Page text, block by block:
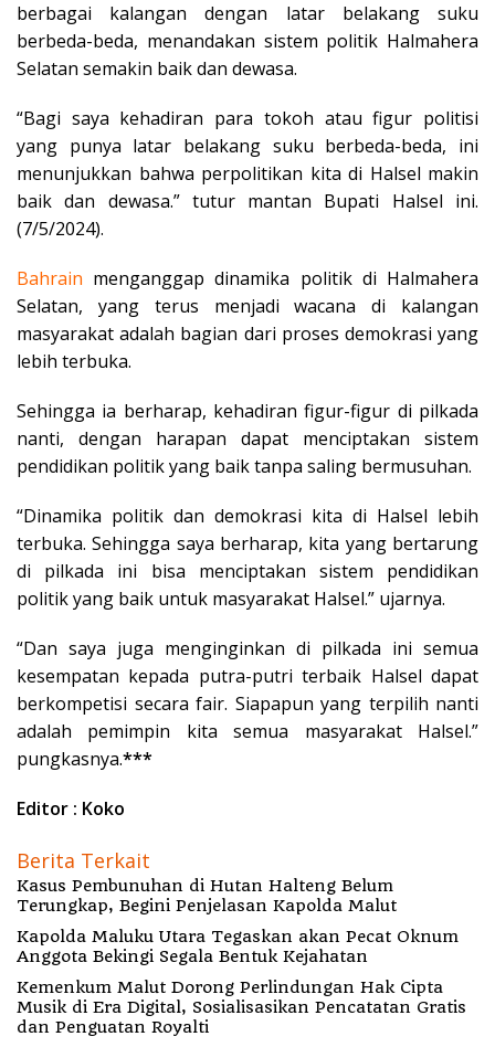
berbagai kalangan dengan latar belakang suku
berbeda-beda, menandakan sistem politik Halmahera
Selatan semakin baik dan dewasa.
“Bagi saya kehadiran para tokoh atau figur politisi
yang punya latar belakang suku berbeda-beda, ini
menunjukkan bahwa perpolitikan kita di Halsel makin
baik dan dewasa.” tutur mantan Bupati Halsel ini.
(7/5/2024).
Bahrain menganggap dinamika politik di Halmahera
Selatan, yang terus menjadi wacana di kalangan
masyarakat adalah bagian dari proses demokrasi yang
lebih terbuka.
Sehingga ia berharap, kehadiran figur-figur di pilkada
nanti, dengan harapan dapat menciptakan sistem
pendidikan politik yang baik tanpa saling bermusuhan.
“Dinamika politik dan demokrasi kita di Halsel lebih
terbuka. Sehingga saya berharap, kita yang bertarung
di pilkada ini bisa menciptakan sistem pendidikan
politik yang baik untuk masyarakat Halsel.” ujarnya.
“Dan saya juga menginginkan di pilkada ini semua
kesempatan kepada putra-putri terbaik Halsel dapat
berkompetisi secara fair. Siapapun yang terpilih nanti
adalah pemimpin kita semua masyarakat Halsel.”
pungkasnya.***
Editor : Koko
Berita Terkait
Kasus Pembunuhan di Hutan Halteng Belum
Terungkap, Begini Penjelasan Kapolda Malut
Kapolda Maluku Utara Tegaskan akan Pecat Oknum
Anggota Bekingi Segala Bentuk Kejahatan
Kemenkum Malut Dorong Perlindungan Hak Cipta
Musik di Era Digital, Sosialisasikan Pencatatan Gratis
dan Penguatan Royalti